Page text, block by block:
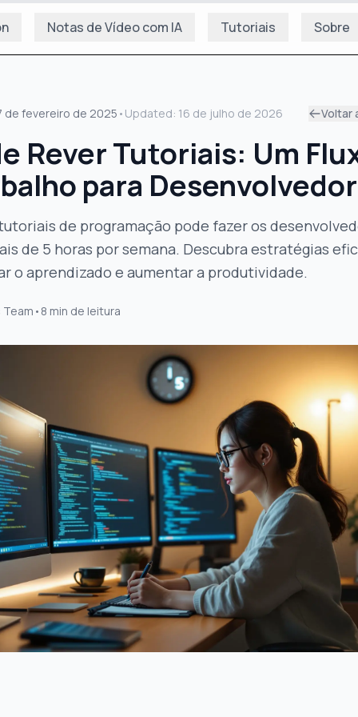
Notas de Vídeo com IA Tutoriais Sobre
de fevereiro de 2025 • Updated: 16 de julho de 2026 Voltar
Rever Tutoriais: Um
para
de programação pode fazer os
de 5 horas por semana. Descubra estratégias
o aprendizado e aumentar a produtividade.
• 8 min de leitura